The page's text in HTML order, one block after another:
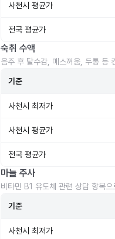
사천시 평균가
전국 평균가
숙취 수액
음주 후 탈수감, 메스꺼움, 두통 등
기준
사천시 최저가
사천시 평균가
전국 평균가
마늘 주사
비타민 B1 유도체 관련 상담 항목
기준
사천시 최저가